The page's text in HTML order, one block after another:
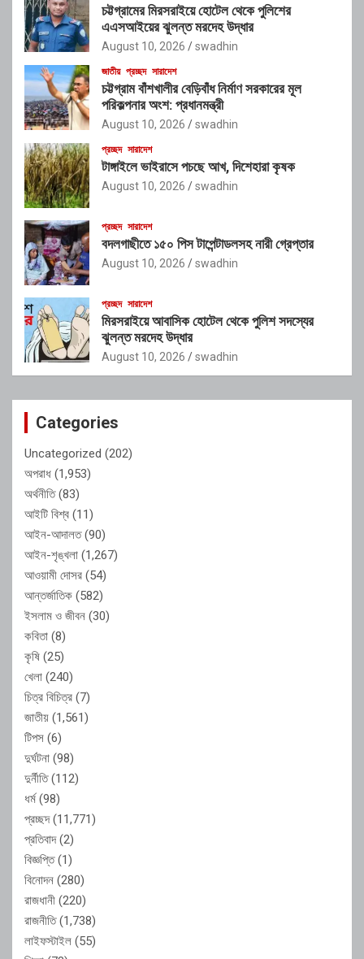
চট্টগ্রামের মিরসরাইয়ে হোটেল থেকে পুলিশের
এএসআইয়ের ঝুলন্ত মরদেহ উদ্ধার
August 10, 2026 swadhin
জাতীয় প্রচ্ছদ সারাদেশ
চট্টগ্রাম বাঁশখালীর বেড়িবাঁধ নির্মাণ সরকারের মূল
পরিকল্পনার অংশ: প্রধানমন্ত্রী
August 10, 2026 swadhin
প্রচ্ছদ সারাদেশ
টাঙ্গাইলে ভাইরাসে পচছে আখ, দিশেহারা কৃষক
August 10, 2026 swadhin
প্রচ্ছদ সারাদেশ
বদলগাছীতে ১৫০ পিস টাপেন্টাডলসহ নারী গ্রেপ্তার
August 10, 2026 swadhin
প্রচ্ছদ সারাদেশ
মিরসরাইয়ে আবাসিক হোটেল থেকে পুলিশ সদস্যের
ঝুলন্ত মরদেহ উদ্ধার
August 10, 2026 swadhin
Categories
Uncategorized (202)
অপরাধ (1,953)
অর্থনীতি(83)
আইটি বিশ্ব (11)
আইন-আদালত(90)
আইন-শৃঙ্খলা (1,267)
আওয়ামী দোসর (54)
আন্তর্জাতিক (582)
ইসলাম ও জীবন (30)
কবিতা (8)
কৃষি (25)
খেলা (240)
চিত্র বিচিত্র (7)
জাতীয় (1,561)
টিপস (6)
দুর্ঘটনা (98)
দুর্নীতি(112)
ধর্ম(98)
প্রচ্ছদ(11,771)
প্রতিবাদ(2)
বিজ্ঞপ্তি(1)
বিনোদন (280)
রাজধানী (220)
রাজনীতি(1,738)
লাইফস্টাইল (55)